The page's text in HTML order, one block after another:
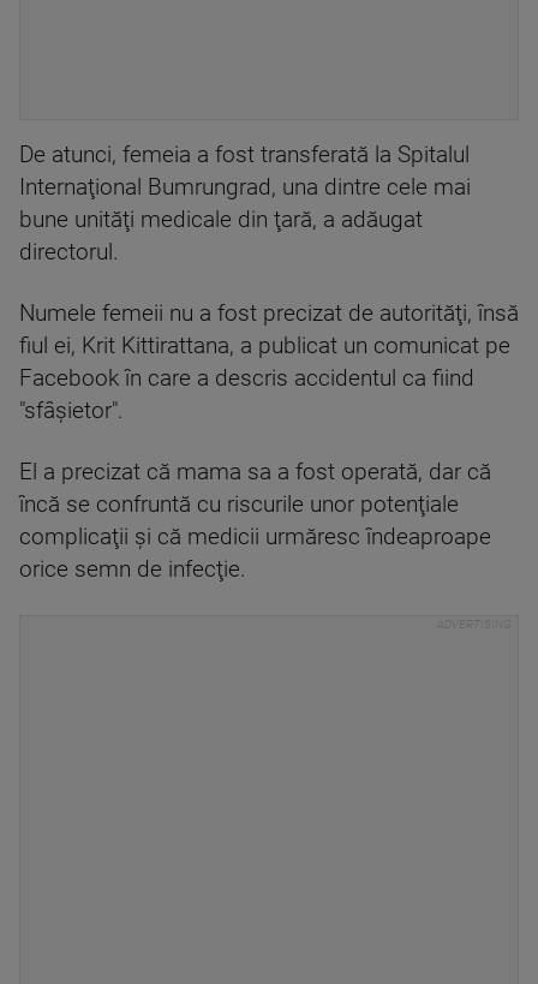
De atunci, femeia a fost transferată la Spitalul
Internaţional Bumrungrad, una dintre cele mai
bune unităţi medicale din ţară, a adăugat
directorul.
Numele femeii nu a fost precizat de autorităţi, însă
fiul ei, Krit Kittirattana, a publicat un comunicat pe
Facebook în care a descris accidentul ca fiind
"sfâşietor".
El a precizat că mama sa a fost operată, dar că
încă se confruntă cu riscurile unor potenţiale
complicaţii şi că medicii urmăresc îndeaproape
orice semn de infecţie.